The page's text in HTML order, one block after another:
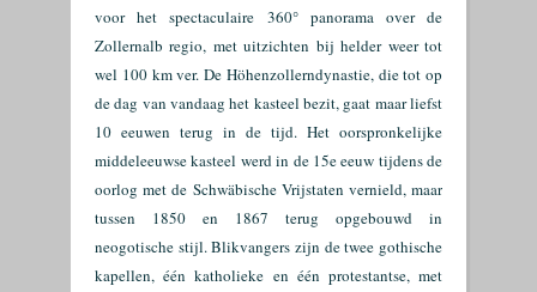
voor het spectaculaire 360° panorama over de
Zollernalb regio, met uitzichten bij helder weer tot
wel 100 km ver. De Höhenzollerndynastie, die tot op
de dag van vandaag het kasteel bezit, gaat maar liefst
10 eeuwen terug in de tijd. Het oorspronkelijke
middeleeuwse kasteel werd in de 15e eeuw tijdens de
oorlog met de Schwäbische Vrijstaten vernield, maar
tussen 1850 en 1867 terug opgebouwd in
neogotische stijl. Blikvangers zijn de twee gothische
kapellen, één katholieke en één protestantse, met